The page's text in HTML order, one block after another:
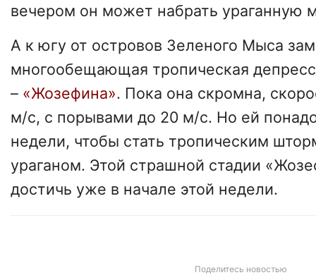
вечером он может набрать ураганную
А к югу от островов Зеленого Мыса
многообещающая тропическая
– «Жозефина». Пока она скромна,
м/с, с порывами до 20 м/с. Но ей
недели, чтобы стать тропическим
ураганом. Этой страшной стадии
достичь уже в начале этой недели.
Поделитесь новостью